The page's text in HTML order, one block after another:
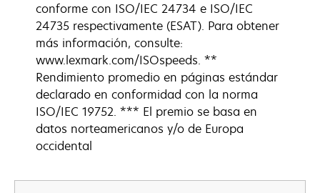
conforme con ISO/IEC 24734 e ISO/IEC
24735 respectivamente (ESAT). Para obtener
más información, consulte:
www.lexmark.com/ISOspeeds. **
Rendimiento promedio en páginas estándar
declarado en conformidad con la norma
ISO/IEC 19752. *** El premio se basa en
datos norteamericanos y/o de Europa
occidental